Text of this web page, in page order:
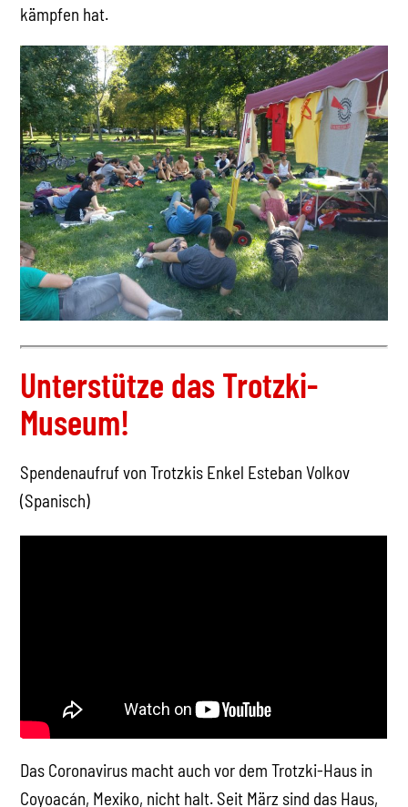
kämpfen hat.
Unterstütze das Trotzki-
Museum!
Spendenaufruf von Trotzkis Enkel Esteban Volkov
(Spanisch)
Das Coronavirus macht auch vor dem Trotzki-Haus in
Coyoacán, Mexiko, nicht halt. Seit März sind das Haus,